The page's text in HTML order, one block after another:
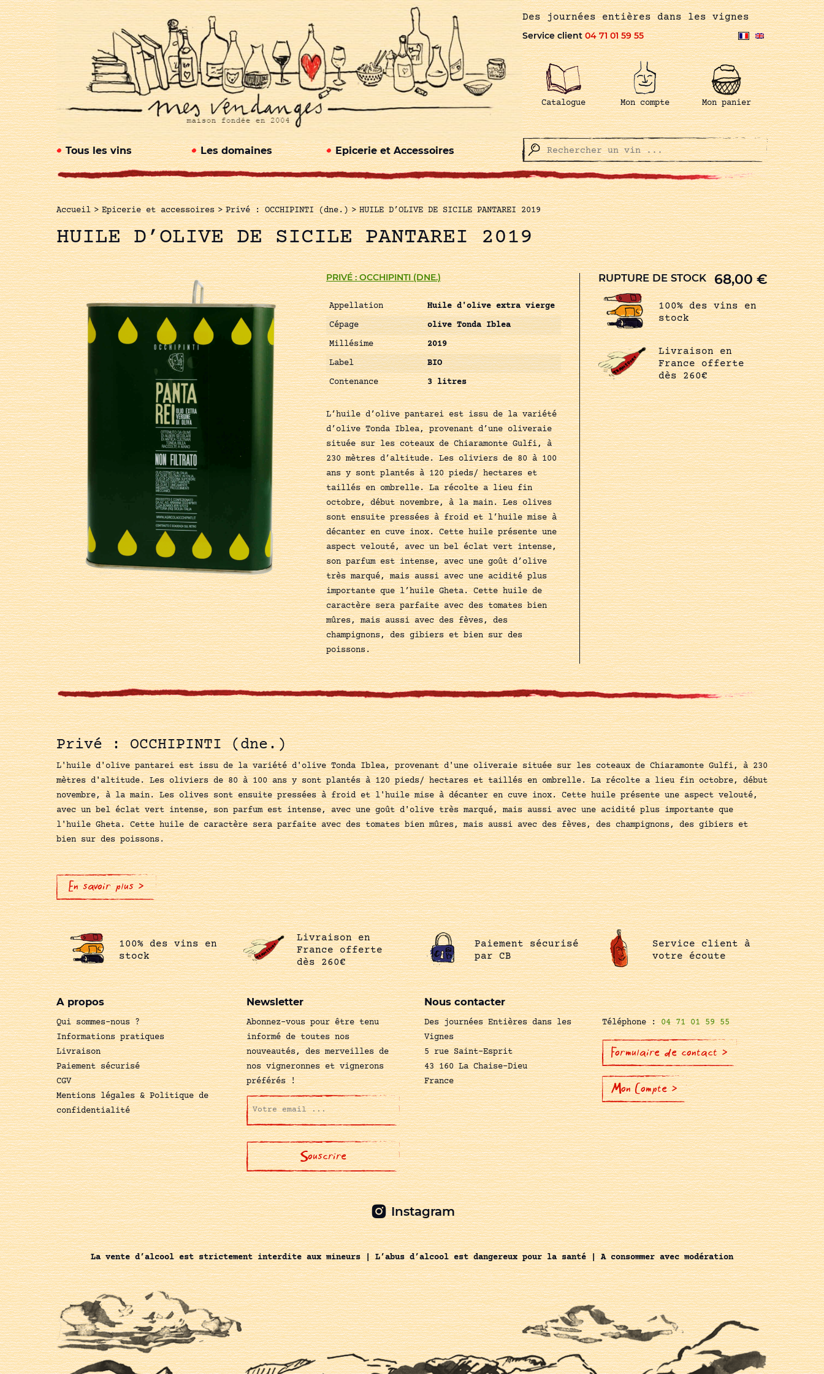
Des journées entières dans les vignes
Service client04 71 01 59 55
Catalogue Mon compte Mon panier
Tous les vins Les domaines Epicerie et Accessoires
Accueil > Epicerie et accessoires > Privé : OCCHIPINTI (dne.) > HUILE D’OLIVE DE SICILE PANTAREI 2019
HUILE D’OLIVE DE SICILE PANTAREI 2019
PRIVÉ : OCCHIPINTI (DNE.)
Appellation
Huile d'olive extra vierge
Cépage
olive Tonda Iblea
Millésime
2019
Label
BIO
Contenance
3 litres
L’huile d’olive pantarei est issu de la variété
d’olive Tonda Iblea, provenant d’une oliveraie
située sur les coteaux de Chiaramonte Gulfi, à
230 mètres d’altitude. Les oliviers de 80 à 100
ans y sont plantés à 120 pieds/ hectares et
taillés en ombrelle. La récolte a lieu fin
octobre, début novembre, à la main. Les olives
sont ensuite pressées à froid et l’huile mise à
décanter en cuve inox. Cette huile présente une
aspect velouté, avec un bel éclat vert intense,
son parfum est intense, avec une goût d’olive
très marqué, mais aussi avec une acidité plus
importante que l’huile Gheta. Cette huile de
caractère sera parfaite avec des tomates bien
mûres, mais aussi avec des fèves, des
champignons, des gibiers et bien sur des
poissons.
RUPTURE DE STOCK 68,00€
100% des vins en
stock
Livraison en
France offerte
dès 260€
Privé : OCCHIPINTI (dne.)
L'huile d'olive pantarei est issu de la variété d'olive Tonda Iblea, provenant d'une oliveraie située sur les coteaux de Chiaramonte Gulfi, à 230
mètres d'altitude. Les oliviers de 80 à 100 ans y sont plantés à 120 pieds/ hectares et taillés en ombrelle. La récolte a lieu fin octobre, début
novembre, à la main. Les olives sont ensuite pressées à froid et l'huile mise à décanter en cuve inox. Cette huile présente une aspect velouté,
avec un bel éclat vert intense, son parfum est intense, avec une goût d'olive très marqué, mais aussi avec une acidité plus importante que
l'huile Gheta. Cette huile de caractère sera parfaite avec des tomates bien mûres, mais aussi avec des fèves, des champignons, des gibiers et
bien sur des poissons.
En savoir plus >
100% des vins en
stock
Livraison en
France offerte
dès 260€
Paiement sécurisé
par CB
Service client à
votre écoute
A propos
Qui sommes-nous ?
Informations pratiques
Livraison
Paiement sécurisé
CGV
Mentions légales & Politique de
confidentialité
Newsletter
Abonnez-vous pour être tenu
informé de toutes nos
nouveautés, des merveilles de
nos vigneronnes et vignerons
préférés !
Nous contacter
Des journées Entières dans les
Vignes
5 rue Saint-Esprit
43 160 La Chaise-Dieu
France
Téléphone :04 71 01 59 55
Formulaire de contact >
Mon Compte >
Instagram
La vente d’alcool est strictement interdite aux mineurs | L’abus d’alcool est dangereux pour la santé | A consommer avec modération